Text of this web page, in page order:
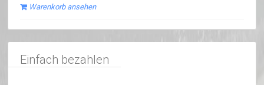
Warenkorb ansehen
Einfach bezahlen